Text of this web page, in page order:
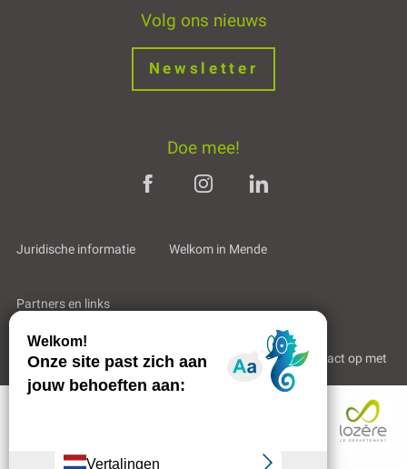
Volg ons nieuws
Newsletter
Doe mee!
Juridische informatie Welkom in Mende
Partners en links
Professioneel gebied Wie zijn wij? Neem contact op met